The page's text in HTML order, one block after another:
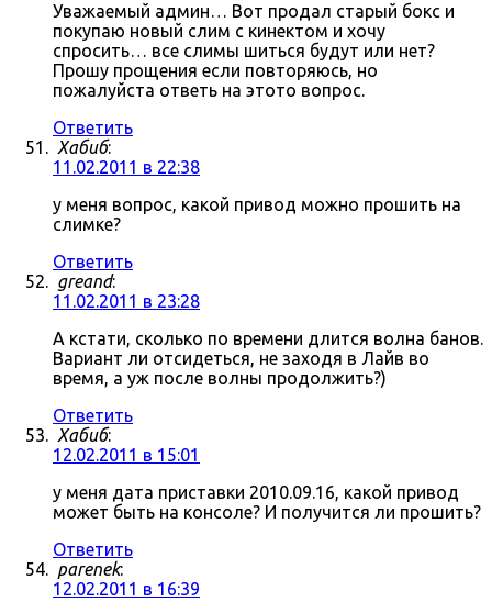
Уважаемый админ… Вот продал старый бокс и
покупаю новый слим с кинектом и хочу
спросить… все слимы шиться будут или нет?
Прошу прощения если повторяюсь, но
пожалуйста ответь на этото вопрос.
Ответить
Хабиб:
11.02.2011 в 22:38
у меня вопрос, какой привод можно прошить на
слимке?
Ответить
greand:
11.02.2011 в 23:28
А кстати, сколько по времени длится волна банов.
Вариант ли отсидеться, не заходя в Лайв во
время, а уж после волны продолжить?)
Ответить
Хабиб:
12.02.2011 в 15:01
у меня дата приставки 2010.09.16, какой привод
может быть на консоле? И получится ли прошить?
Ответить
parenek:
12.02.2011 в 16:39